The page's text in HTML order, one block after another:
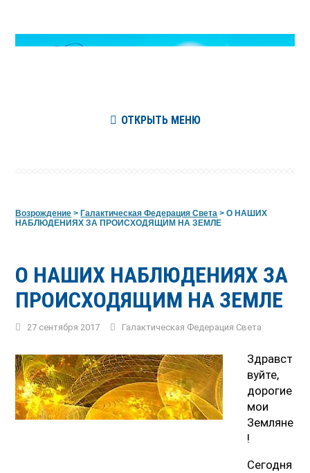
ОТКРЫТЬ МЕНЮ
Возрождение >Галактическая Федерация Света >О НАШИХ
НАБЛЮДЕНИЯХ ЗА ПРОИСХОДЯЩИМ НА ЗЕМЛЕ
О НАШИХ НАБЛЮДЕНИЯХ ЗА
ПРОИСХОДЯЩИМ НА ЗЕМЛЕ
27 сентября 2017 Галактическая Федерация Света
Здравст
вуйте,
дорогие
мои
Земляне
!
Сегодня